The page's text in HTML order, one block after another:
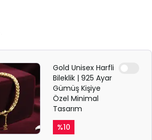
Gold Unisex Harfli
Bileklik | 925 Ayar
Gümüş Kişiye
Özel Minimal
Tasarım
%10